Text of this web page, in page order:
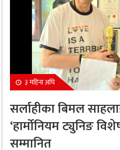
३ महिना अघि
सर्लाहीका बिमल
‘हार्मोनियम ट्युनिङ
सम्मानित